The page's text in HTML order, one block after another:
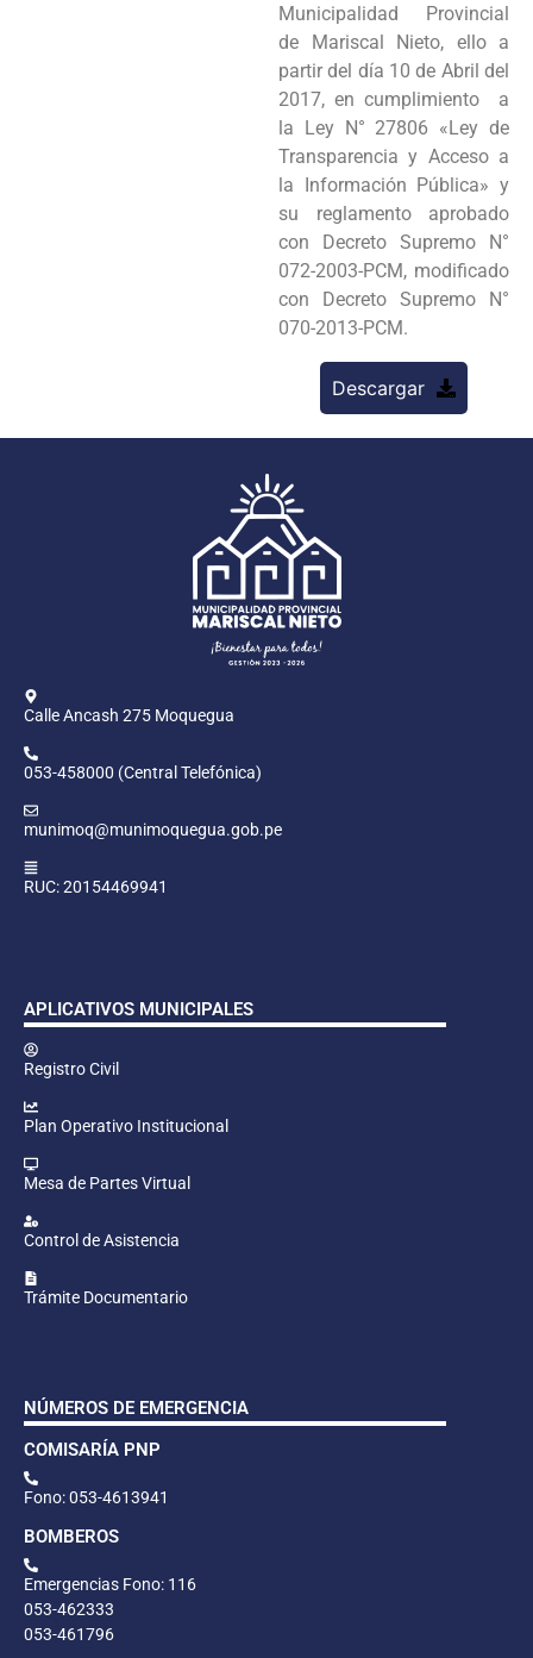
Municipalidad Provincial
de Mariscal Nieto, ello a
partir del día 10 de Abril del
2017, en cumplimiento a
la Ley N° 27806 «Ley de
Transparencia y Acceso a
la Información Pública» y
su reglamento aprobado
con Decreto Supremo N°
072-2003-PCM, modificado
con Decreto Supremo N°
070-2013-PCM.
Descargar
Calle Ancash 275 Moquegua
053-458000 (Central Telefónica)
munimoq@munimoquegua.gob.pe
RUC: 20154469941
APLICATIVOS MUNICIPALES
Registro Civil
Plan Operativo Institucional
Mesa de Partes Virtual
Control de Asistencia
Trámite Documentario
NÚMEROS DE EMERGENCIA
COMISARÍA PNP
Fono: 053-4613941
BOMBEROS
Emergencias Fono: 116
053-462333
053-461796